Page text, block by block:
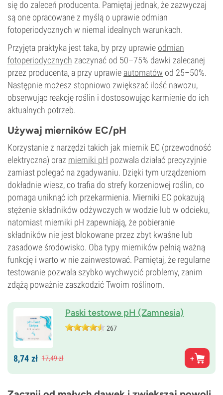
się do zaleceń producenta. Pamiętaj jednak, że zazwyczaj
są one opracowane z myślą o uprawie odmian
fotoperiodycznych w niemal idealnych warunkach.
Przyjęta praktyka jest taka, by przy uprawie odmian
fotoperiodycznych zaczynać od 50–75% dawki zalecanej
przez producenta, a przy uprawie automatów od 25–50%.
Następnie możesz stopniowo zwiększać ilość nawozu,
obserwując reakcję roślin i dostosowując karmienie do ich
aktualnych potrzeb.
Używaj mierników EC/pH
Korzystanie z narzędzi takich jak miernik EC (przewodność
elektryczna) oraz mierniki pH pozwala działać precyzyjnie
zamiast polegać na zgadywaniu. Dzięki tym urządzeniom
dokładnie wiesz, co trafia do strefy korzeniowej roślin, co
pomaga uniknąć ich przekarmienia. Mierniki EC pokazują
stężenie składników odżywczych w wodzie lub w odcieku,
natomiast mierniki pH zapewniają, że pobieranie
składników nie jest blokowane przez zbyt kwaśne lub
zasadowe środowisko. Oba typy mierników pełnią ważną
funkcję i warto w nie zainwestować. Pamiętaj, że regularne
testowanie pozwala szybko wychwycić problemy, zanim
zdążą poważnie zaszkodzić Twoim roślinom.
Paski testowe pH (Zamnesia)
267
8,74 zł 17,49zł